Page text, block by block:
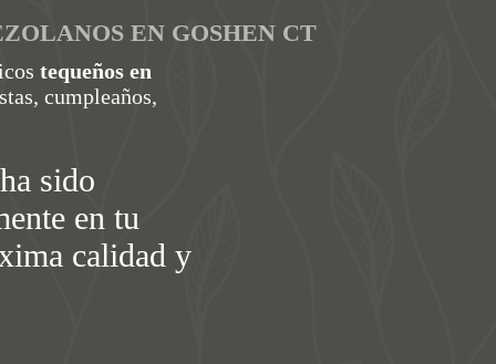
EN GOSHEN CT
tequeños en
cumpleaños,
sido
en tu
calidad y